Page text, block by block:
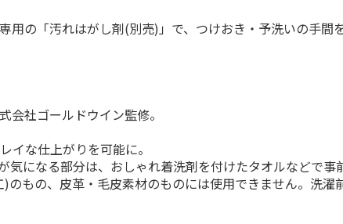
用の「汚れはがし剤(別売)」で、つけおき・予洗いの手間
社ゴールドウイン監修。
イな仕上がりを可能に。
気になる部分は、おしゃれ着洗剤を付けたタオルなどで
もの、皮革・毛皮素材のものには使用できません。洗